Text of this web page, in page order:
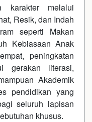
karakter melalui
Resik, dan Indah
seperti Makan
Kebiasaan Anak
peningkatan
gerakan literasi,
Akademik
pendidikan yang
seluruh lapisan
khusus.